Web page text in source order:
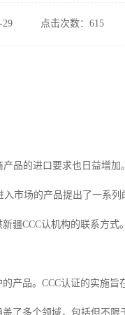
29 点击次数：615
品的进口要求也日益增加
市场的产品提出了一系
疆CCC认机构的联系方式。
产品。CCC认证的实施
了多个领域，包括但不限